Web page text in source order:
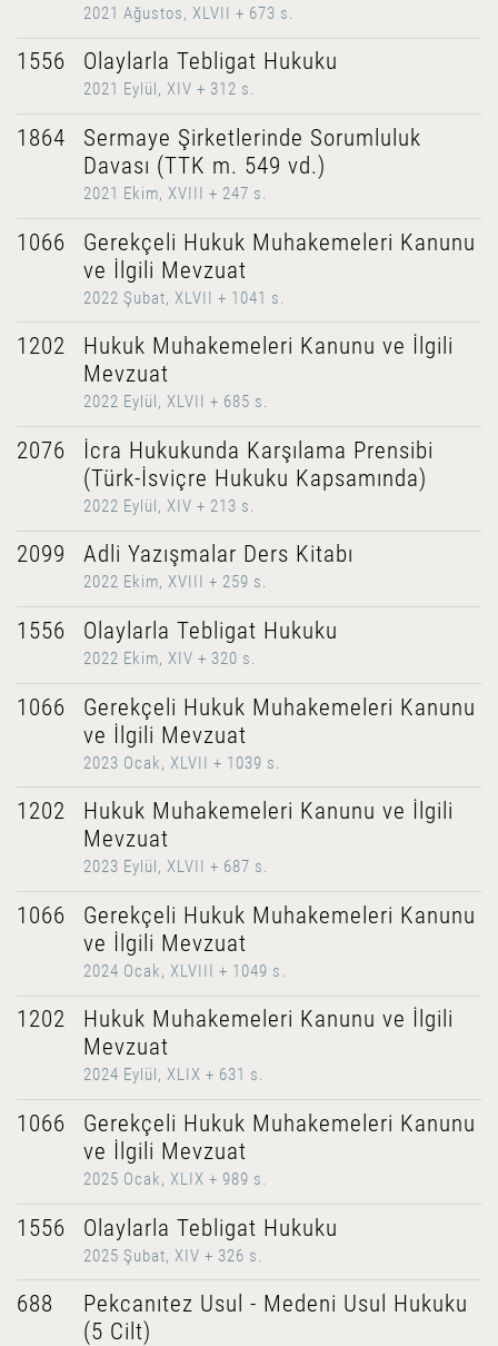
2021 Ağustos, XLVII + 673 s.
1556 Olaylarla Tebligat Hukuku
2021 Eylül, XIV + 312 s.
1864
Sermaye Şirketlerinde Sorumluluk
Davası (TTK m. 549 vd.)
2021 Ekim, XVIII + 247 s.
1066
Gerekçeli Hukuk Muhakemeleri Kanunu
ve İlgili Mevzuat
2022 Şubat, XLVII + 1041 s.
1202
Hukuk Muhakemeleri Kanunu ve İlgili
Mevzuat
2022 Eylül, XLVII + 685 s.
2076
İcra Hukukunda Karşılama Prensibi
(Türk-İsviçre Hukuku Kapsamında)
2022 Eylül, XIV + 213 s.
2099 Adli Yazışmalar Ders Kitabı
2022 Ekim, XVIII + 259 s.
1556 Olaylarla Tebligat Hukuku
2022 Ekim, XIV + 320 s.
1066
Gerekçeli Hukuk Muhakemeleri Kanunu
ve İlgili Mevzuat
2023 Ocak, XLVII + 1039 s.
1202
Hukuk Muhakemeleri Kanunu ve İlgili
Mevzuat
2023 Eylül, XLVII + 687 s.
1066
Gerekçeli Hukuk Muhakemeleri Kanunu
ve İlgili Mevzuat
2024 Ocak, XLVIII + 1049 s.
1202
Hukuk Muhakemeleri Kanunu ve İlgili
Mevzuat
2024 Eylül, XLIX + 631 s.
1066
Gerekçeli Hukuk Muhakemeleri Kanunu
ve İlgili Mevzuat
2025 Ocak, XLIX + 989 s.
1556 Olaylarla Tebligat Hukuku
2025 Şubat, XIV + 326 s.
688
Pekcanıtez Usul - Medeni Usul Hukuku
(5 Cilt)